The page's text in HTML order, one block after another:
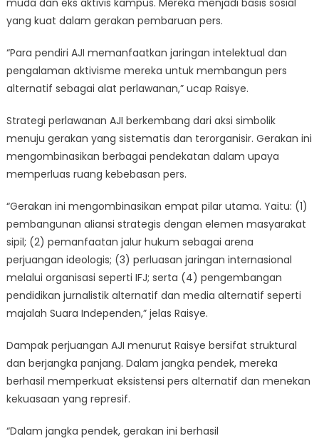
muda dan eks aktivis kampus. Mereka menjadi basis sosial
yang kuat dalam gerakan pembaruan pers.
“Para pendiri AJI memanfaatkan jaringan intelektual dan
pengalaman aktivisme mereka untuk membangun pers
alternatif sebagai alat perlawanan,” ucap Raisye.
Strategi perlawanan AJI berkembang dari aksi simbolik
menuju gerakan yang sistematis dan terorganisir. Gerakan ini
mengombinasikan berbagai pendekatan dalam upaya
memperluas ruang kebebasan pers.
“Gerakan ini mengombinasikan empat pilar utama. Yaitu: (1)
pembangunan aliansi strategis dengan elemen masyarakat
sipil; (2) pemanfaatan jalur hukum sebagai arena
perjuangan ideologis; (3) perluasan jaringan internasional
melalui organisasi seperti IFJ; serta (4) pengembangan
pendidikan jurnalistik alternatif dan media alternatif seperti
majalah Suara Independen,” jelas Raisye.
Dampak perjuangan AJI menurut Raisye bersifat struktural
dan berjangka panjang. Dalam jangka pendek, mereka
berhasil memperkuat eksistensi pers alternatif dan menekan
kekuasaan yang represif.
“Dalam jangka pendek, gerakan ini berhasil